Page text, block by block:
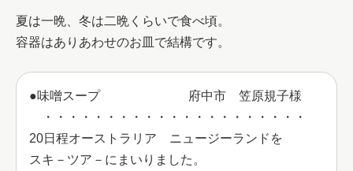
夏は一晩、冬は二晩くらいで食べ頃。
容器はありあわせのお皿で結構です。
●味噌スープ　　　　　　　府中市　笠原規子様
・・・・・・・・・・・・・・・・・・・・・
20日程オーストラリア　ニュージーランドを
スキ－ツア－にまいりました。